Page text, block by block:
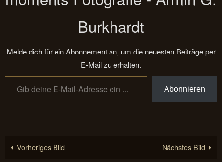
Burkhardt
Melde dich für ein Abonnement an, um die neuesten Beiträge per
E-Mail zu erhalten.
Gib deine E-Mail-Adresse ein ...
Abonnieren
Vorheriges Bild Nächstes Bild